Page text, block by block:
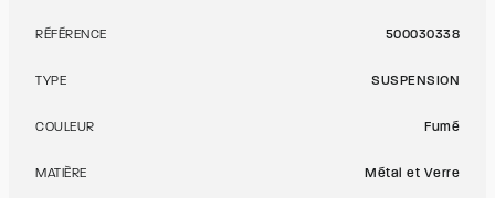
RÉFÉRENCE 500030338
TYPE SUSPENSION
COULEUR Fumé
MATIÈRE Métal et Verre